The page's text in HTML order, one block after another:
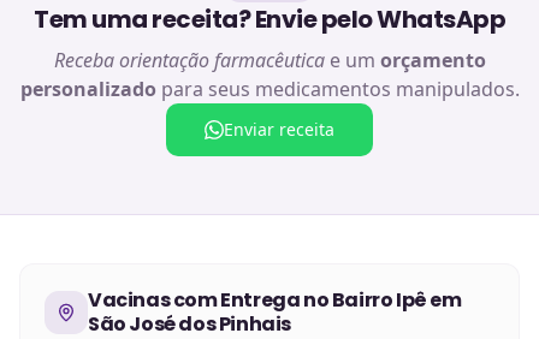
Tem uma receita? Envie pelo WhatsApp
Receba orientação farmacêuticae um orçamento
personalizado para seus medicamentos manipulados.
Enviar receita
Vacinascom Entrega noBairro Ipê em
São José dos Pinhais